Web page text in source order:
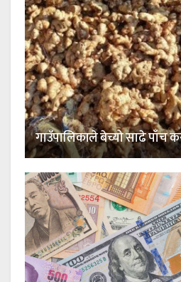
गाउँपालिकाले बेच्यो साढे पाँच